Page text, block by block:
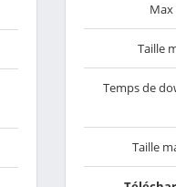
Taille
Temps de
Taille